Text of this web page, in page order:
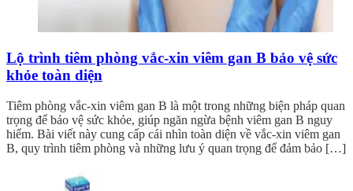
Lộ trình tiêm phòng vắc-xin viêm gan B bảo vệ sức
khỏe toàn diện
Tiêm phòng vắc-xin viêm gan B là một trong những biện pháp quan
trọng để bảo vệ sức khỏe, giúp ngăn ngừa bệnh viêm gan B nguy
hiểm. Bài viết này cung cấp cái nhìn toàn diện về vắc-xin viêm gan
B, quy trình tiêm phòng và những lưu ý quan trọng để đảm bảo […]